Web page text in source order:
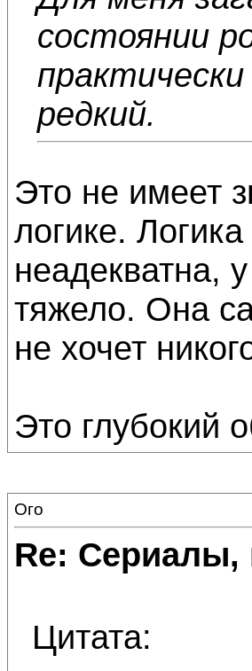
состоянии
редкий.
Это не имеет
логике.
неадекватна,
тяжело. Она
не хочет
Это глубокий
Ого
Re: Сериалы,
Цитата: